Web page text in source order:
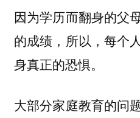
因为学历而翻身的父
的成绩，所以，每个
身真正的恐惧。
大部分家庭教育的问